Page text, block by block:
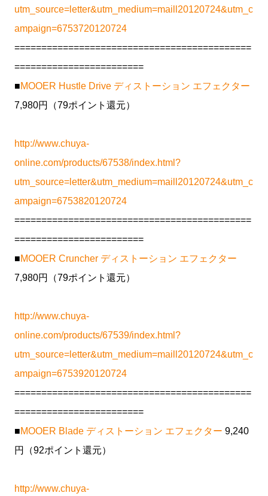
utm_source=letter&utm_medium=maill20120724&utm_c
ampaign=6753720120724
============================================
========================
■MOOER Hustle Drive ディストーション エフェクター
7,980円（79ポイント還元）
http://www.chuya-
online.com/products/67538/index.html?
utm_source=letter&utm_medium=maill20120724&utm_c
ampaign=6753820120724
============================================
========================
■MOOER Cruncher ディストーション エフェクター
7,980円（79ポイント還元）
http://www.chuya-
online.com/products/67539/index.html?
utm_source=letter&utm_medium=maill20120724&utm_c
ampaign=6753920120724
============================================
========================
■MOOER Blade ディストーション エフェクター 9,240
円（92ポイント還元）
http://www.chuya-